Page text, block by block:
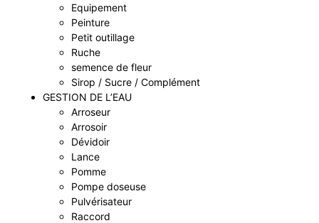
Equipement
Peinture
Petit outillage
Ruche
semence de fleur
Sirop / Sucre / Complément
GESTION DE L’EAU
Arroseur
Arrosoir
Dévidoir
Lance
Pomme
Pompe doseuse
Pulvérisateur
Raccord